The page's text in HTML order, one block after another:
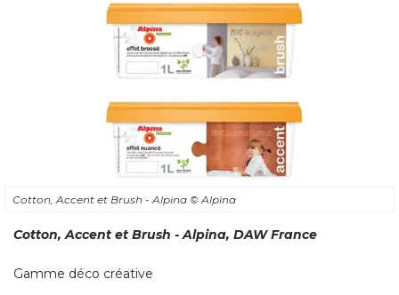
Cotton, Accent et Brush - Alpina © Alpina
Cotton, Accent et Brush - Alpina, DAW France
Gamme déco créative